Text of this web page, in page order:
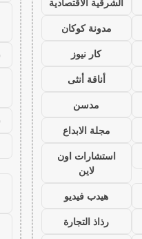
مدونة كوكان
كار نيوز
أناقة أنثى
مدسن
مجلة الابداع
استشارات اون
لاين
هيدب فيديو
رذاذ التجارة